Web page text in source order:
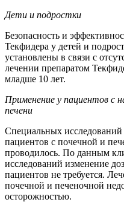
Дети и подростки
Безопасность и
Текфидера у детей и
установлены в связи с
лечении препаратом
младше 10 лет.
Применение у пациентов с
печени
Специальных исследований
пациентов с почечной и
проводилось. По данным
исследований изменение
пациентов не требуется.
почечной и печеночной
осторожностью.